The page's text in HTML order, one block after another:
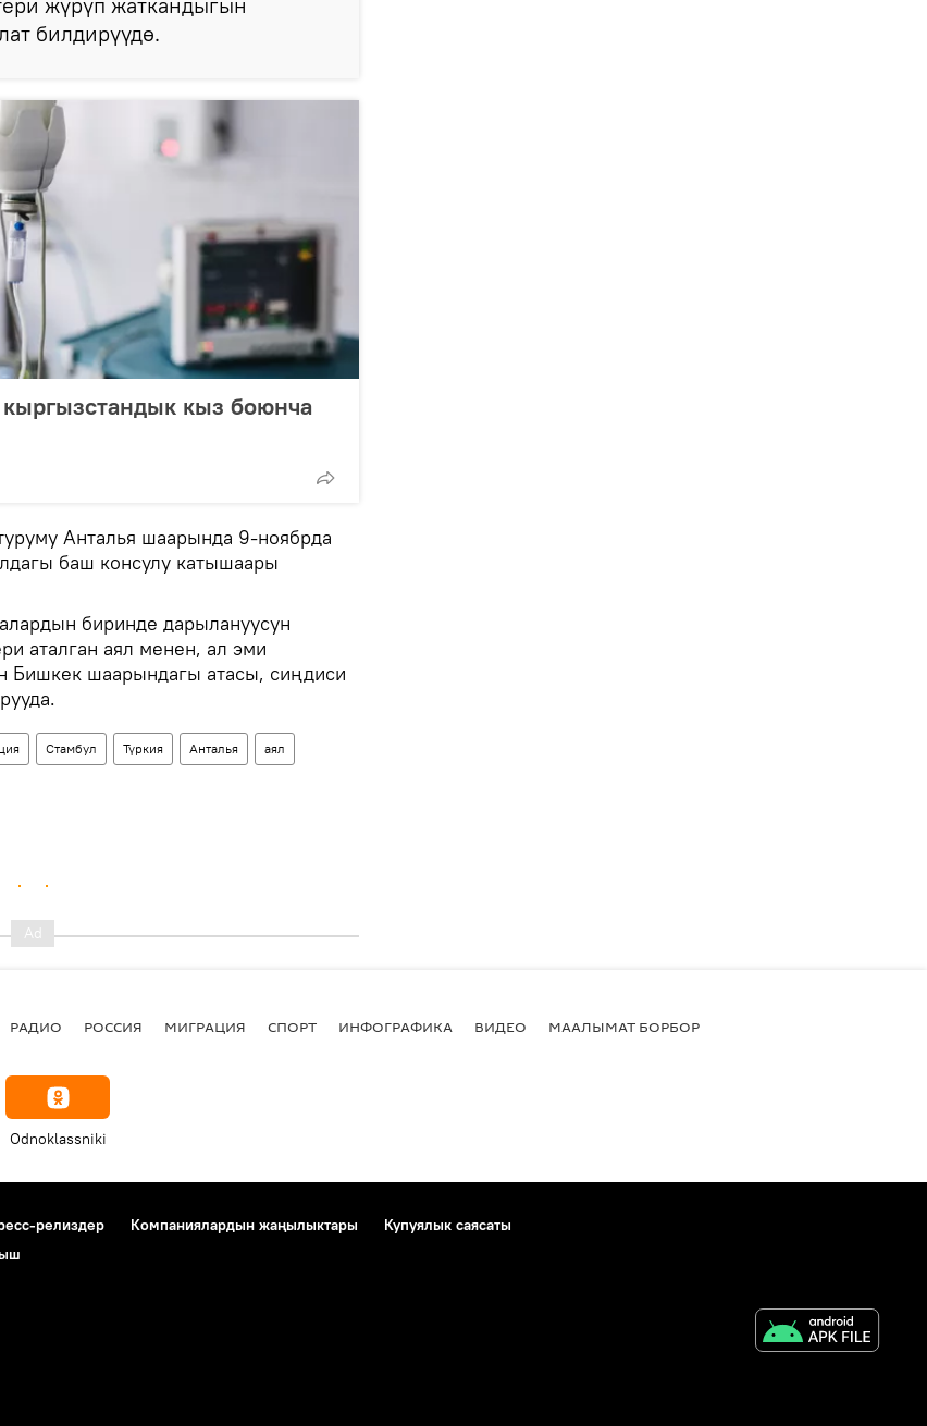
билдирүүдө.
кыз боюнча
Анталья шаарында 9-ноябрда
баш консулу катышаары
биринде дарылануусун
аталган аял менен, ал эми
Бишкек шаарындагы атасы, сиңдиси
Стамбул Түркия Анталья аял
РАДИО РОССИЯ МИГРАЦИЯ СПОРТ ИНФОГРАФИКА ВИДЕО МААЛЫМАТ БОРБОР
Odnoklassniki
релиздер Компаниялардын жаңылыктары
Купуялык саясаты